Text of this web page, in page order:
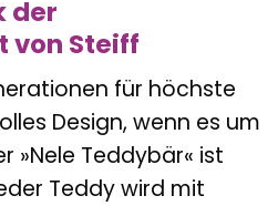
der
von Steiff
für höchste
Design, wenn es um
»Nele Teddybär« ist
Teddy wird mit